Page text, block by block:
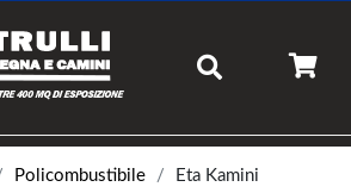
Policombustibile
Eta Kamini